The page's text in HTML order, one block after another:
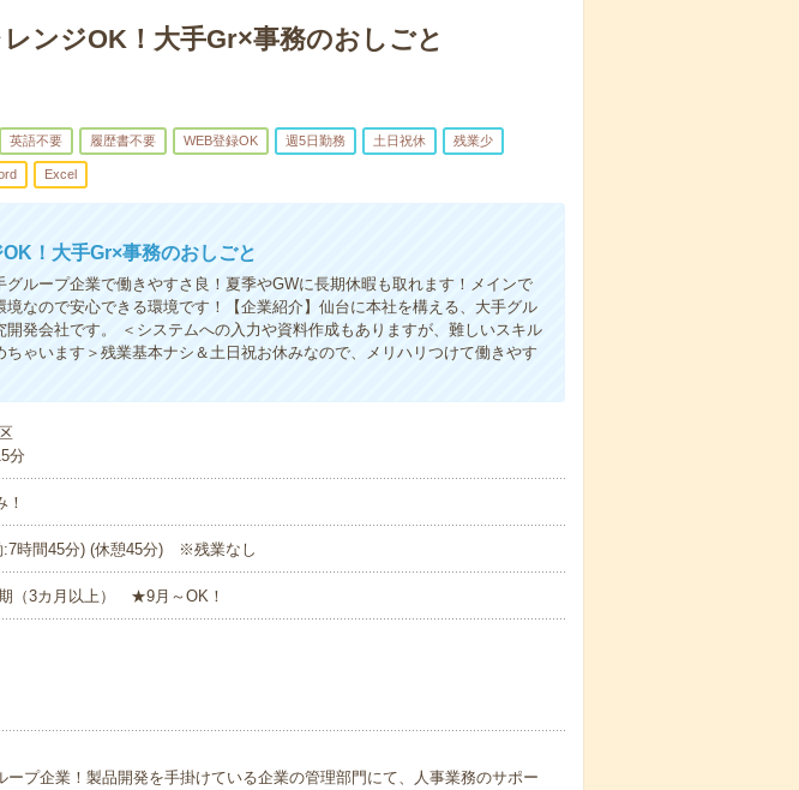
ンジOK！大手Gr×事務のおしごと
英語不要 履歴書不要 WEB登録OK 週5日勤務 土日祝休 残業少
Excel
！大手Gr×事務のおしごと
ループ企業で働きやすさ良！夏季やGWに長期休暇も取れます！メインで
なので安心できる環境です！【企業紹介】仙台に本社を構える、大手グル
発会社です。 ＜システムへの入力や資料作成もありますが、難しいスキル
ゃいます＞残業基本ナシ＆土日祝お休みなので、メリハリつけて働きやす
分
:7時間45分) (休憩45分) ※残業なし
（3カ月以上） ★9月～OK！
ープ企業！製品開発を手掛けている企業の管理部門にて、人事業務のサポー